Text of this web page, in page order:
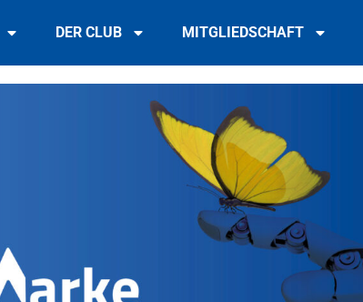
DER CLUB MITGLIEDSCHAFT